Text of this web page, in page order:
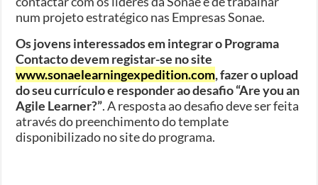
num projeto estratégico nas Empresas Sonae.
Os jovens interessados em integrar o Programa
Contacto devem registar-se no site
www.sonaelearningexpedition.com, fazer o upload
do seu currículo e responder ao desafio “Are you an
Agile Learner?”. A resposta ao desafio deve ser feita
através do preenchimento do template
disponibilizado no site do programa.